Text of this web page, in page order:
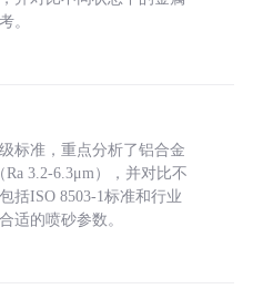
。
标准，重点分析了铝合金
3.2-6.3μm），并对比不
括ISO 8503-1标准和行业
适的喷砂参数。